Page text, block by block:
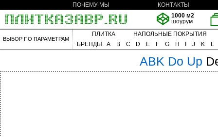
ПОЧЕМУ МЫ
КОНТАКТЫ
1000 м2
шоурум
ВЫБОР ПО ПАРАМЕТРАМ
ПЛИТКА
НАПОЛЬНЫЕ ПОКРЫТИЯ
БРЕНДЫ: A B C D E F G H J K L
ABK Do Up